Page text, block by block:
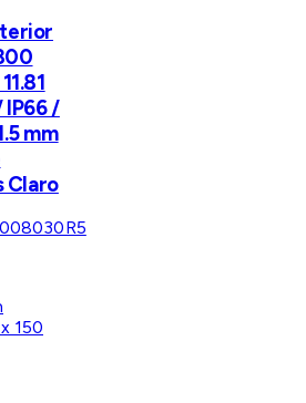
IP66 /
mm
Claro